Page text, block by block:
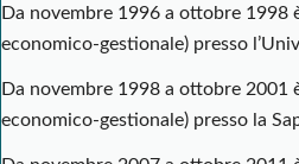
Da novembre 1996 a ottobre
economico-gestionale) presso
Da novembre 1998 a ottobre
economico-gestionale) presso la